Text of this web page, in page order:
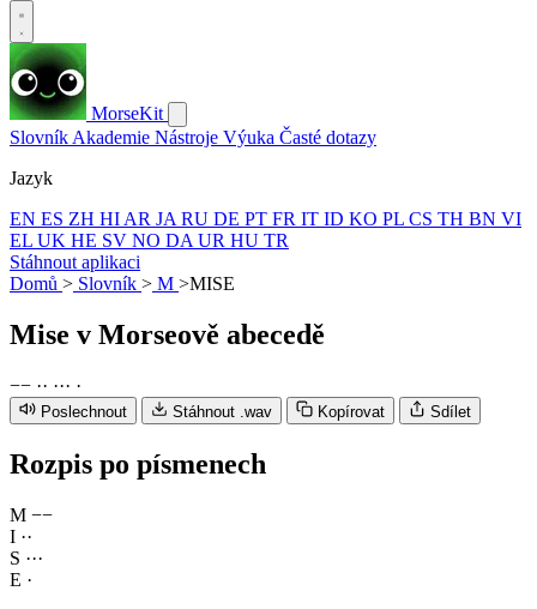
MorseKit
Slovník Akademie Nástroje Výuka Časté dotazy
Jazyk
EN ES ZH HI AR JA RU DE PT FR IT ID KO PL CS TH BN VI
EL UK HE SV NO DA UR HU TR
Stáhnout aplikaci
Domů > Slovník > M >MISE
Mise v Morseově abecedě
−− ·· ··· ·
Poslechnout Stáhnout .wav Kopírovat Sdílet
Rozpis po písmenech
M −−
I ··
S ···
E ·